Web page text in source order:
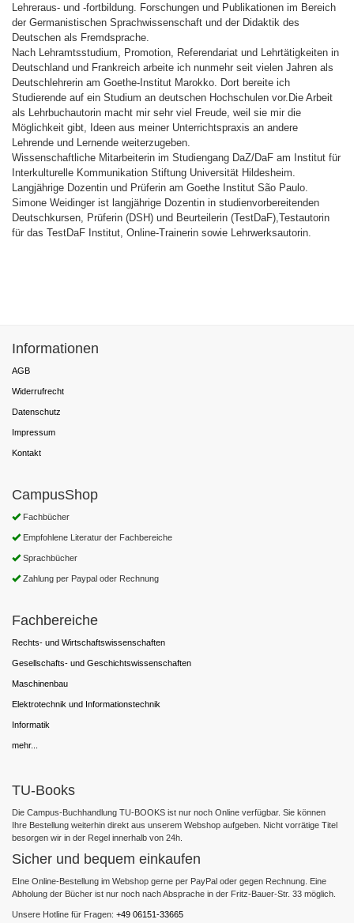
Lehreraus- und -fortbildung. Forschungen und Publikationen im Bereich
der Germanistischen Sprachwissenschaft und der Didaktik des
Deutschen als Fremdsprache.
Nach Lehramtsstudium, Promotion, Referendariat und Lehrtätigkeiten in
Deutschland und Frankreich arbeite ich nunmehr seit vielen Jahren als
Deutschlehrerin am Goethe-Institut Marokko. Dort bereite ich
Studierende auf ein Studium an deutschen Hochschulen vor.Die Arbeit
als Lehrbuchautorin macht mir sehr viel Freude, weil sie mir die
Möglichkeit gibt, Ideen aus meiner Unterrichtspraxis an andere
Lehrende und Lernende weiterzugeben.
Wissenschaftliche Mitarbeiterin im Studiengang DaZ/DaF am Institut für
Interkulturelle Kommunikation Stiftung Universität Hildesheim.
Langjährige Dozentin und Prüferin am Goethe Institut São Paulo.
Simone Weidinger ist langjährige Dozentin in studienvorbereitenden
Deutschkursen, Prüferin (DSH) und Beurteilerin (TestDaF),Testautorin
für das TestDaF Institut, Online-Trainerin sowie Lehrwerksautorin.
Informationen
AGB
Widerrufrecht
Datenschutz
Impressum
Kontakt
CampusShop
Fachbücher
Empfohlene Literatur der Fachbereiche
Sprachbücher
Zahlung per Paypal oder Rechnung
Fachbereiche
Rechts- und Wirtschaftswissenschaften
Gesellschafts- und Geschichtswissenschaften
Maschinenbau
Elektrotechnik und Informationstechnik
Informatik
mehr...
TU-Books
Die Campus-Buchhandlung TU-BOOKS ist nur noch Online verfügbar. Sie können
Ihre Bestellung weiterhin direkt aus unserem Webshop aufgeben. Nicht vorrätige Titel
besorgen wir in der Regel innerhalb von 24h.
Sicher und bequem einkaufen
EIne Online-Bestellung im Webshop gerne per PayPal oder gegen Rechnung. Eine
Abholung der Bücher ist nur noch nach Absprache in der Fritz-Bauer-Str. 33 möglich.
Unsere Hotline für Fragen: +49 06151-33665